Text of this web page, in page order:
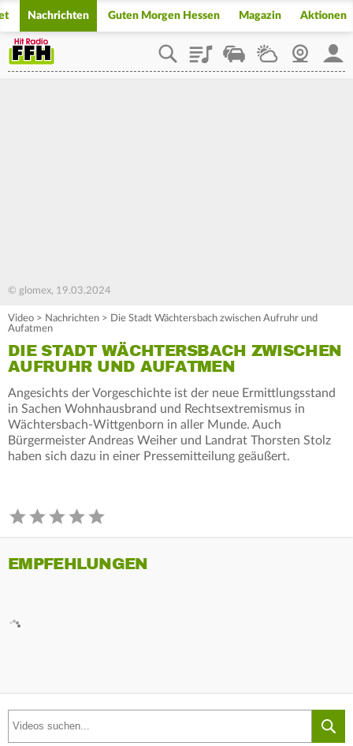
Nachrichten Guten Morgen Hessen Magazin Aktionen
PlaylistStaupilotWetterWebcam
© glomex, 19.03.2024
Video > Nachrichten > Die Stadt Wächtersbach zwischen Aufruhr und
Aufatmen
DIE STADT WÄCHTERSBACH ZWISCHEN
AUFRUHR UND AUFATMEN
Angesichts der Vorgeschichte ist der neue Ermittlungsstand
in Sachen Wohnhausbrand und Rechtsextremismus in
Wächtersbach-Wittgenborn in aller Munde. Auch
Bürgermeister Andreas Weiher und Landrat Thorsten Stolz
haben sich dazu in einer Pressemitteilung geäußert.
EMPFEHLUNGEN